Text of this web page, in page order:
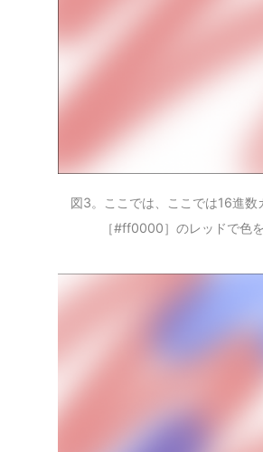
図3。ここでは、ここでは16進数
［#ff0000］のレッドで色